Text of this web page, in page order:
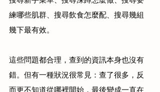
練哪些肌群、搜尋飲食怎麼配、搜尋幾組
幾下最有效。
這些問題都合理，查到的資訊本身也沒有
錯。但有一種狀況很常見：查了很多，反
而更不知道從哪裡開始，最後變成一直在